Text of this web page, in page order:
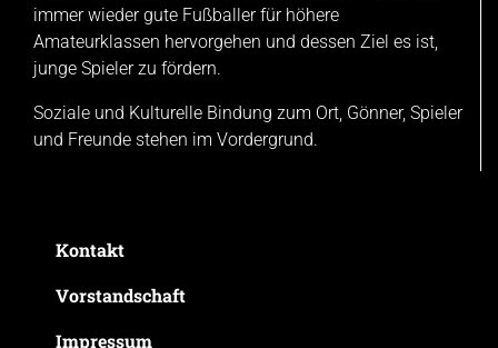
immer wieder gute Fußballer für höhere
Amateurklassen hervorgehen und dessen Ziel es ist,
junge Spieler zu fördern.
Soziale und Kulturelle Bindung zum Ort, Gönner, Spieler
und Freunde stehen im Vordergrund.
Kontakt
Vorstandschaft
Impressum